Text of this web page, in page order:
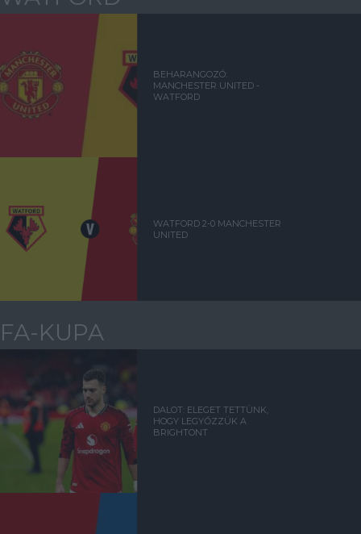
BEHARANGOZÓ:
MANCHESTER UNITED -
WATFORD
WATFORD 2-0 MANCHESTER
UNITED
FA-KUPA
DALOT: ELEGET TETTÜNK,
HOGY LEGYŐZZÜK A
BRIGHTONT